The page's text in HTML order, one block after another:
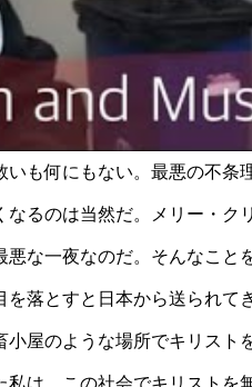
も何にもない。最悪の不条
なるのは当然だ。メリー・ク
な一夜なのだ。そんなこと
を落とすと日本から送られ
屋のような場所でキリス
私は、この社会でキリスト